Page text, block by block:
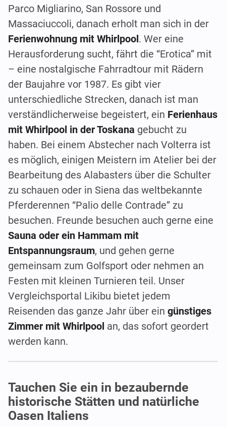
Parco Migliarino, San Rossore und
Massaciuccoli, danach erholt man sich in der
Ferienwohnung mit Whirlpool. Wer eine
Herausforderung sucht, fährt die “Erotica” mit
– eine nostalgische Fahrradtour mit Rädern
der Baujahre vor 1987. Es gibt vier
unterschiedliche Strecken, danach ist man
verständlicherweise begeistert, ein Ferienhaus
mit Whirlpool in der Toskana gebucht zu
haben. Bei einem Abstecher nach Volterra ist
es möglich, einigen Meistern im Atelier bei der
Bearbeitung des Alabasters über die Schulter
zu schauen oder in Siena das weltbekannte
Pferderennen “Palio delle Contrade” zu
besuchen. Freunde besuchen auch gerne eine
Sauna oder ein Hammam mit
Entspannungsraum, und gehen gerne
gemeinsam zum Golfsport oder nehmen an
Festen mit kleinen Turnieren teil. Unser
Vergleichsportal Likibu bietet jedem
Reisenden das ganze Jahr über ein günstiges
Zimmer mit Whirlpool an, das sofort geordert
werden kann.
Tauchen Sie ein in bezaubernde
historische Stätten und natürliche
Oasen Italiens